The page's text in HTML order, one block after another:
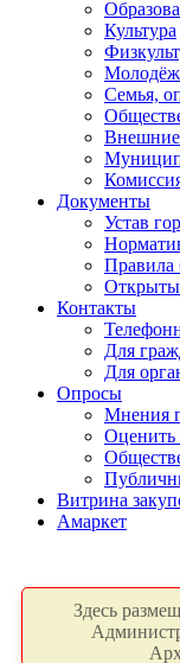
Культура
Семья,
Внешние
Документы
Устав
Правила
Контакты
Для
Для
Опросы
Мнения
Оценить
Витрина
Амаркет
Здесь